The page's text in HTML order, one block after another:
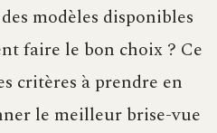
modèles disponibles
faire le bon choix ? Ce
critères à prendre en
le meilleur brise-vue